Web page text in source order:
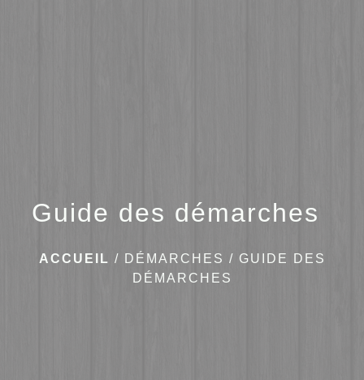
Guide des démarches
ACCUEIL / DÉMARCHES / GUIDE DES
DÉMARCHES